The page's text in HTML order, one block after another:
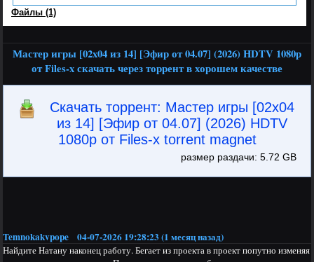
Файлы (1)
Мастер игры [02x04 из 14] [Эфир от 04.07] (2026) HDTV 1080р
от Files-x скачать через торрент в хорошем качестве
Скачать торрент: Мастер игры [02x04
из 14] [Эфир от 04.07] (2026) HDTV
1080р от Files-x torrent magnet
размер раздачи: 5.72 GB
Temnokakvpope 04-07-2026 19:28:23 (1 месяц назад)
Найдите Натану наконец работу. Бегает из проекта в проект попутно изменяя